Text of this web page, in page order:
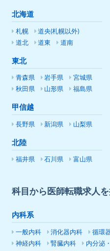
北海道
札幌
道央(札幌以外)
道北
道東 道南
東北
青森県 岩手県
宮城県
秋田県
山形県 福島県
甲信越
長野県 新潟県 山梨県
北陸
福井県 石川県 富山県
科目から医師転職求人
内科系
一般内科 消化器内科 循環
神経内科
腎臓内科 内分泌